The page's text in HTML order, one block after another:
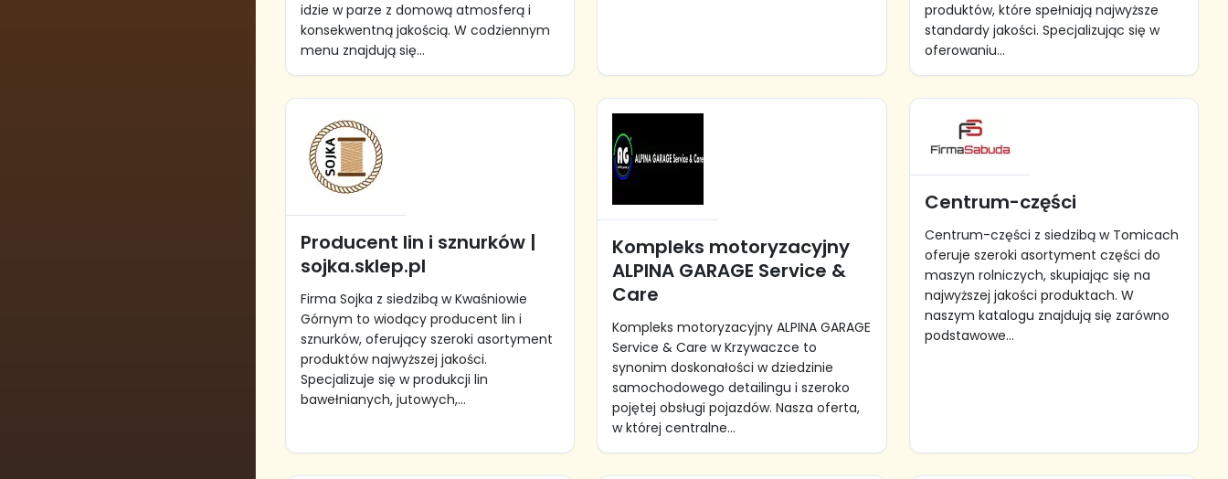
idzie w parze z domową atmosferą i
konsekwentną jakością. W codziennym
menu znajdują się...
produktów, które spełniają najwyższe
standardy jakości. Specjalizując się w
oferowaniu...
Producent lin i sznurków |
sojka.sklep.pl
Firma Sojka z siedzibą w Kwaśniowie
Górnym to wiodący producent lin i
sznurków, oferujący szeroki asortyment
produktów najwyższej jakości.
Specjalizuje się w produkcji lin
bawełnianych, jutowych,...
Kompleks motoryzacyjny
ALPINA GARAGE Service &
Care
Kompleks motoryzacyjny ALPINA GARAGE
Service & Care w Krzywaczce to
synonim doskonałości w dziedzinie
samochodowego detailingu i szeroko
pojętej obsługi pojazdów. Nasza oferta,
w której centralne...
Centrum-części
Centrum-części z siedzibą w Tomicach
oferuje szeroki asortyment części do
maszyn rolniczych, skupiając się na
najwyższej jakości produktach. W
naszym katalogu znajdują się zarówno
podstawowe...